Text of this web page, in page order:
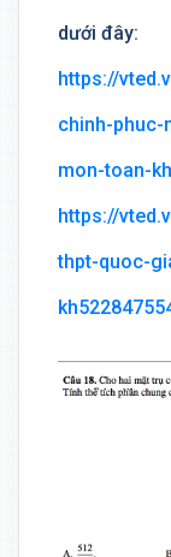
dưới đây:
https://
chinh-phuc-
mon-toan-
https://
thpt-quoc-